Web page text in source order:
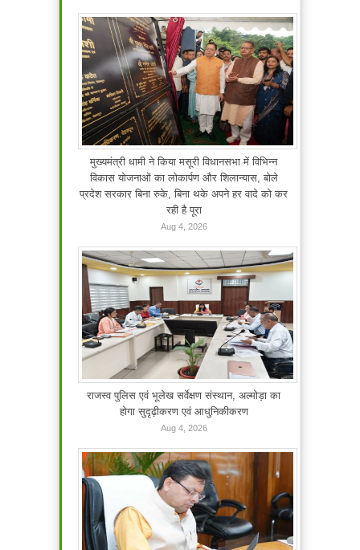
मुख्यमंत्री धामी ने किया मसूरी विधानसभा में विभिन्न
विकास योजनाओं का लोकार्पण और शिलान्यास, बोले
प्रदेश सरकार बिना रुके, बिना थके अपने हर वादे को कर
रही है पूरा
Aug 4, 2026
राजस्व पुलिस एवं भूलेख सर्वेक्षण संस्थान, अल्मोड़ा का
होगा सुदृढ़ीकरण एवं आधुनिकीकरण
Aug 4, 2026